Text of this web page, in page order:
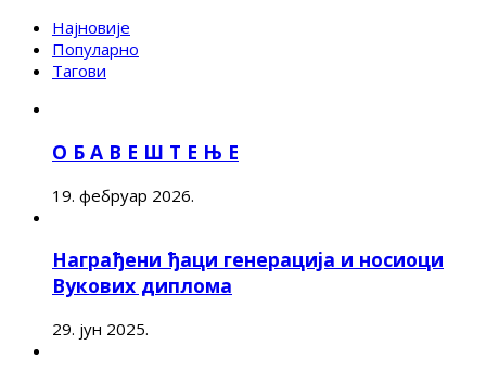
Најновије
Популарно
Тагови
О Б А В Е Ш Т Е Њ Е
19. фебруар 2026.
Награђени ђаци генерација и носиоци
Вукових диплома
29. јун 2025.